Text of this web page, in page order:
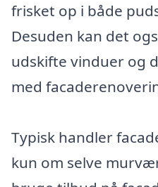
frisket op i både
Desuden kan det
udskifte vinduer og
med
Typisk handler
kun om selve